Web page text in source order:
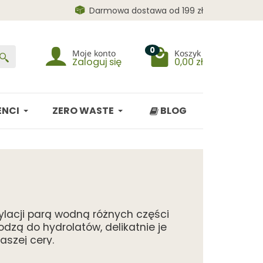
Darmowa dostawa od 199 zł
Moje konto
Zaloguj się
0 Koszyk
0,00 zł
ZERO WASTE BLOG
parą wodną różnych części
do hydrolatów, delikatnie je
cery.